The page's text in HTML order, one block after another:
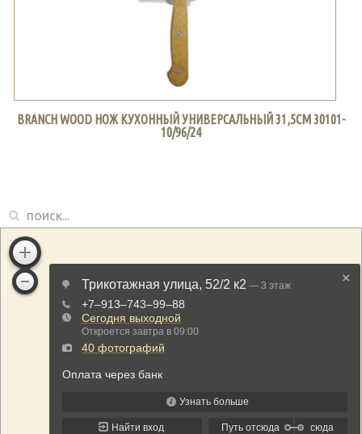
BRANCH WOOD НОЖ КУХОННЫЙ УНИВЕРСАЛЬНЫЙ 31,5СМ 30101-
10/96/24